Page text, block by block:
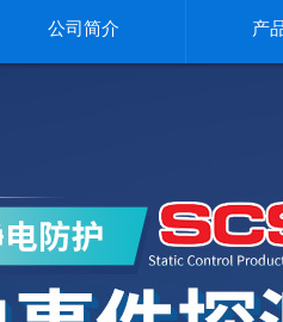
公司简介 产